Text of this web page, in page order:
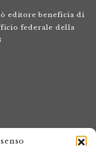
editore beneficia di
federale della